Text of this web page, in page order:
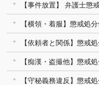
【事件放置】 弁護士懲
【横領・着服】懲戒処分
【依頼者と関係】懲戒処
【痴漢・盗撮他】懲戒処
【守秘義務違反】懲戒処